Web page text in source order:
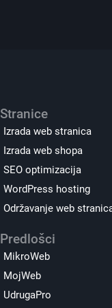
Stranice
Izrada web stranica
Izrada web shopa
SEO optimizacija
WordPress hosting
Održavanje web
Predlošci
MikroWeb
MojWeb
UdrugaPro